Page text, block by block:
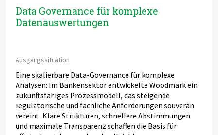
Data Governance für komplexe
Datenauswertungen
Ausgangssituation
Eine skalierbare Data-Governance für komplexe
Analysen: Im Bankensektor entwickelte Woodmark ein
zukunftsfähiges Prozessmodell, das steigende
regulatorische und fachliche Anforderungen souverän
vereint. Klare Strukturen, schnellere Abstimmungen
und maximale Transparenz schaffen die Basis für